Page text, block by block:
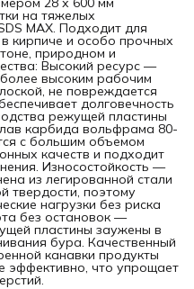
на тяжелых
MAX. Подходит для
кирпиче и особо прочных
природном и
Высокий ресурс —
высоким рабочим
не повреждается
долговечность
режущей пластины
карбида вольфрама 80-
с большим объемом
качеств и подходит
Износостойкость —
из легированной стали
твердости, поэтому
нагрузки без риска
без остановок —
пластины заужены в
бура. Качественный
канавки продукты
эффективно, что упрощает